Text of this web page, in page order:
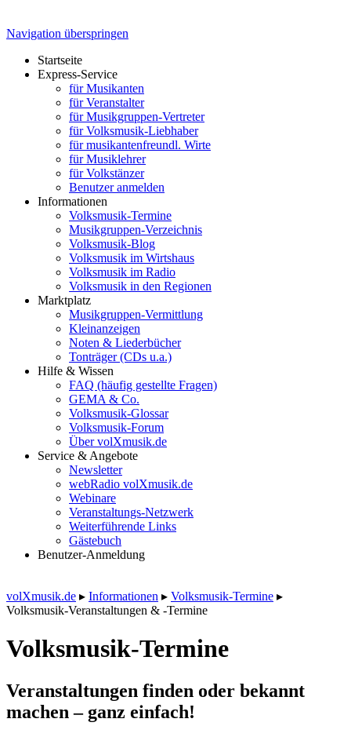
Navigation überspringen
Startseite
Express-Service
für Musikanten
für Veranstalter
für Musikgruppen-Vertreter
für Volksmusik-Liebhaber
für musikantenfreundl. Wirte
für Musiklehrer
für Volkstänzer
Benutzer anmelden
Informationen
Volksmusik-Termine
Musikgruppen-Verzeichnis
Volksmusik-Blog
Volksmusik im Wirtshaus
Volksmusik im Radio
Volksmusik in den Regionen
Marktplatz
Musikgruppen-Vermittlung
Kleinanzeigen
Noten & Liederbücher
Tonträger (CDs u.a.)
Hilfe & Wissen
FAQ (häufig gestellte Fragen)
GEMA & Co.
Volksmusik-Glossar
Volksmusik-Forum
Über volXmusik.de
Service & Angebote
Newsletter
webRadio volXmusik.de
Webinare
Veranstaltungs-Netzwerk
Weiterführende Links
Gästebuch
Benutzer-Anmeldung
volXmusik.de ▸ Informationen ▸ Volksmusik-Termine ▸
Volksmusik-Veranstaltungen & -Termine
Volksmusik-Termine
Veranstaltungen finden oder bekannt
machen – ganz einfach!